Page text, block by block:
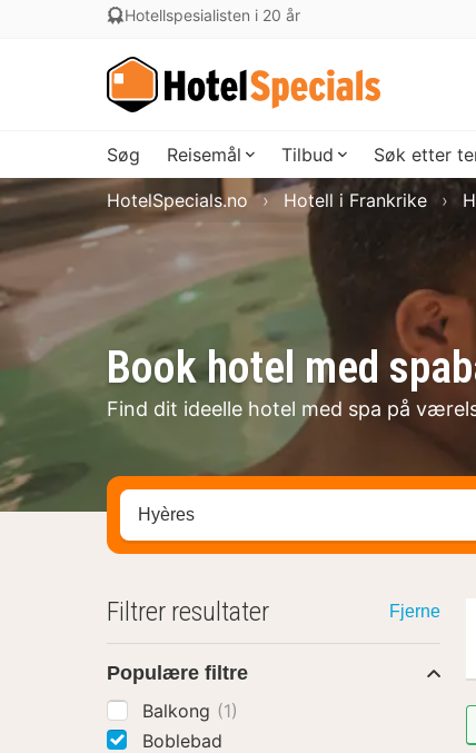
Hotellspesialisten i 20 år
Søg Reisemål Tilbud Søk etter
Book hotel med
Find dit ideelle hotel med spa på
HotelSpecials.no Hotell i Frankrike
Søk hotell, region eller by
Filtrer resultater Fjerne
Populære filtre
Balkong (1)
Boblebad